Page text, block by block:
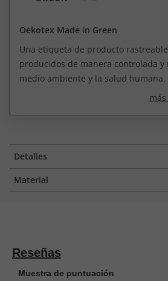
Oekotex Made in Green
Una etiqueta de producto
producidos de manera controlada y
medio ambiente y la salud humana.
Detalles
Material